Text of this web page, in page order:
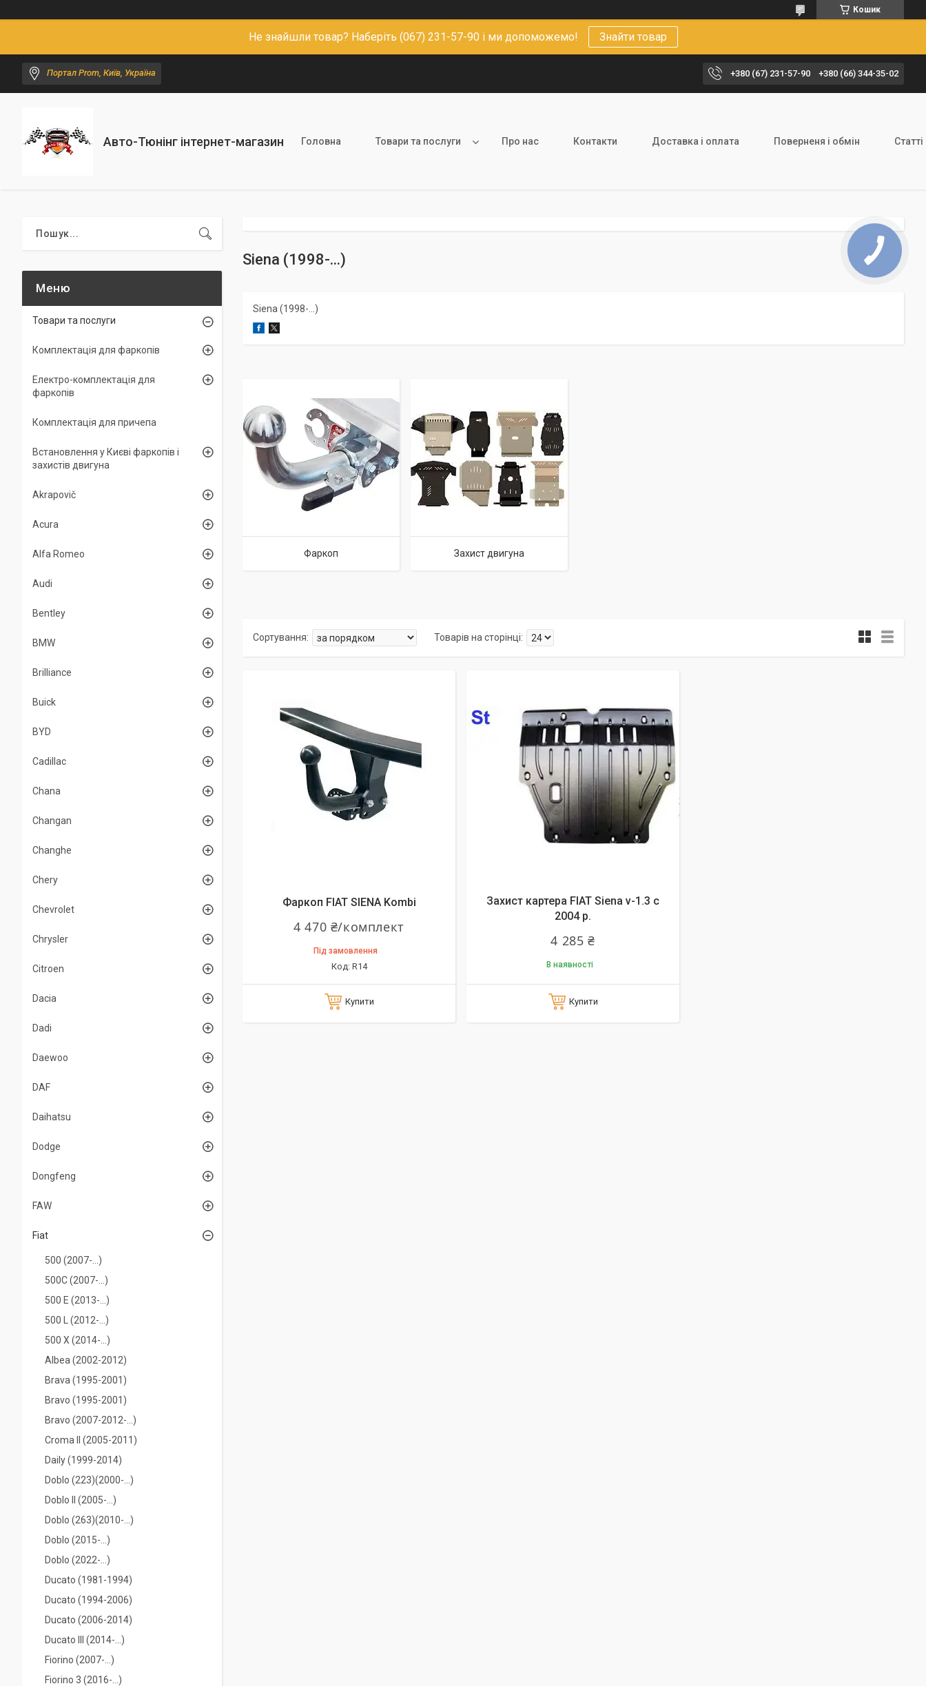
Кошик
Не знайшли товар? Наберіть (067) 231-57-90 і ми допоможемо! Знайти товар
Портал Prom, Київ, Україна +380 (67) 231-57-90 +380 (66) 344-35-02
Авто-Тюнінг інтернет-магазин Головна Товари та послуги Про нас Контакти Доставка і оплата Поверненя і обмін Статті
Siena (1998-...)
Siena (1998-...)
Фаркоп Захист двигуна
Фаркоп FIAT SIENA Kombi
4 470 ₴/комплект
Під замовлення
R14
Купити
Захист картера FIAT Siena v-1.3 с
2004 р.
4 285 ₴
В наявності
Купити
Товари та послуги
Комплектація для фаркопів
Електро-комплектація для
фаркопів
Комплектація для причепа
Встановлення у Києві фаркопів і
захистів двигуна
Akrapovič
Acura
Alfa Romeo
Audi
Bentley
BMW
Brilliance
Buick
BYD
Cadillac
Chana
Changan
Changhe
Chery
Chevrolet
Chrysler
Citroen
Dacia
Dadi
Daewoo
DAF
Daihatsu
Dodge
Dongfeng
FAW
Fiat
500 (2007-...)
500C (2007-...)
500 E (2013-...)
500 L (2012-...)
500 Х (2014-...)
Albea (2002-2012)
Brava (1995-2001)
Bravo (1995-2001)
Bravo (2007-2012-...)
Croma II (2005-2011)
Daily (1999-2014)
Doblo (223)(2000-...)
Doblo II (2005-...)
Doblo (263)(2010-...)
Doblo (2015-...)
Doblo (2022-…)
Ducato (1981-1994)
Ducato (1994-2006)
Ducato (2006-2014)
Ducato III (2014-...)
Fiorino (2007-...)
Fiorino 3 (2016-...)